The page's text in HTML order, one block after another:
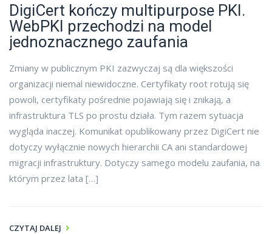
DigiCert kończy multipurpose PKI.
WebPKI przechodzi na model
jednoznacznego zaufania
Zmiany w publicznym PKI zazwyczaj są dla większości
organizacji niemal niewidoczne. Certyfikaty root rotują się
powoli, certyfikaty pośrednie pojawiają się i znikają, a
infrastruktura TLS po prostu działa. Tym razem sytuacja
wygląda inaczej. Komunikat opublikowany przez DigiCert nie
dotyczy wyłącznie nowych hierarchii CA ani standardowej
migracji infrastruktury. Dotyczy samego modelu zaufania, na
którym przez lata […]
CZYTAJ DALEJ